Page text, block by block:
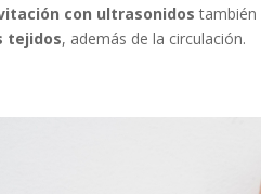
con ultrasonidos también
tejidos, además de la circulación.